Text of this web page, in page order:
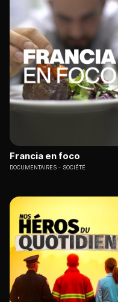
Francia en foco
DOCUMENTAIRES SOCIÉTÉ